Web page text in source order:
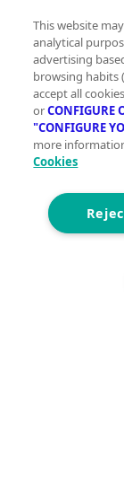
Terrenos en
Naves
Hoteles en
Trasteros en
Viviendas en
Garajes
Ver otras
This website
analytical
advertising
browsing habits
accept all
orCONFIGURE
"CONFIGURE
more
Cookies